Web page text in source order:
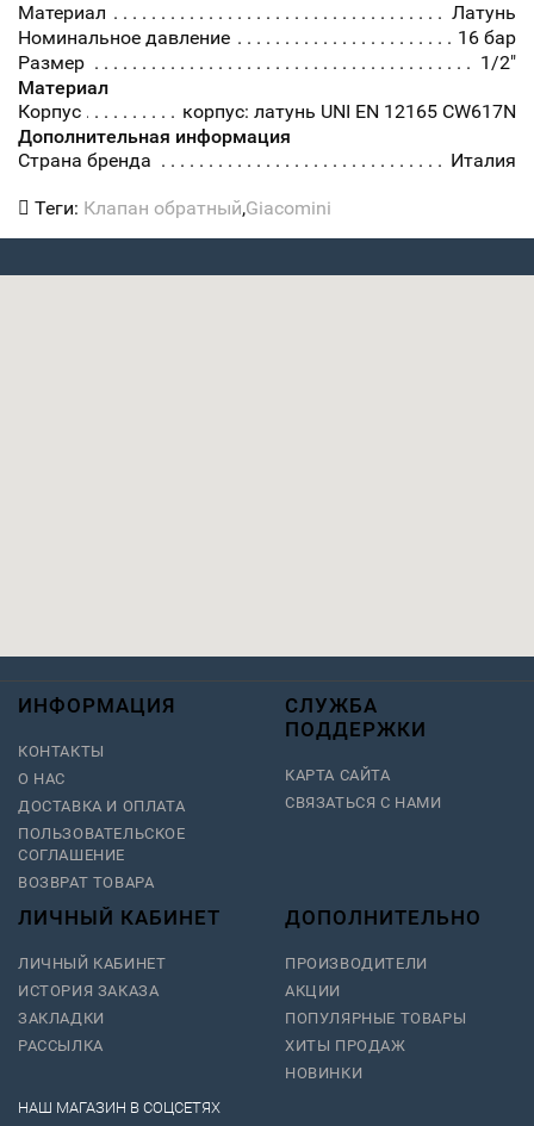
Материал
Латунь
Номинальное давление
16 бар
Размер
1/2"
Материал
Корпус
корпус: латунь UNI EN 12165 CW617N
Дополнительная информация
Страна бренда
Италия
Теги: Клапан обратный,Giacomini
ИНФОРМАЦИЯ
КОНТАКТЫ
О НАС
ДОСТАВКА И ОПЛАТА
ПОЛЬЗОВАТЕЛЬСКОЕ
СОГЛАШЕНИЕ
ВОЗВРАТ ТОВАРА
СЛУЖБА
ПОДДЕРЖКИ
КАРТА САЙТА
СВЯЗАТЬСЯ С НАМИ
ЛИЧНЫЙ КАБИНЕТ
ЛИЧНЫЙ КАБИНЕТ
ИСТОРИЯ ЗАКАЗА
ЗАКЛАДКИ
РАССЫЛКА
ДОПОЛНИТЕЛЬНО
ПРОИЗВОДИТЕЛИ
АКЦИИ
ПОПУЛЯРНЫЕ ТОВАРЫ
ХИТЫ ПРОДАЖ
НОВИНКИ
НАШ МАГАЗИН В СОЦСЕТЯХ